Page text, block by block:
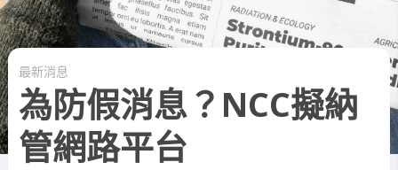
最新消息
為防假消息？NCC擬納
管網路平台